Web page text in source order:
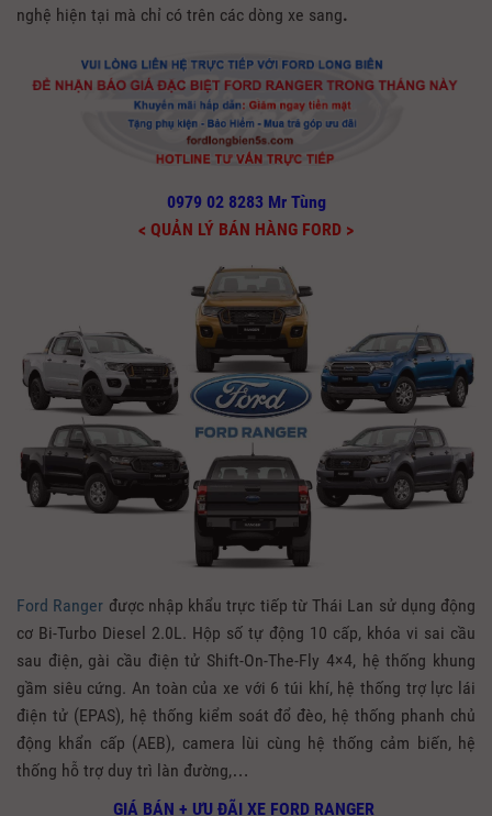
nghệ hiện tại mà chỉ có trên các dòng xe sang.
0979 02 8283 Mr Tùng
< QUẢN LÝ BÁN HÀNG FORD >
Ford Ranger được nhập khẩu trực tiếp từ Thái Lan sử dụng động
cơ Bi-Turbo Diesel 2.0L. Hộp số tự động 10 cấp, khóa vi sai cầu
sau điện, gài cầu điện tử Shift-On-The-Fly 4×4, hệ thống khung
gầm siêu cứng. An toàn của xe với 6 túi khí, hệ thống trợ lực lái
điện tử (EPAS), hệ thống kiểm soát đổ đèo, hệ thống phanh chủ
động khẩn cấp (AEB), camera lùi cùng hệ thống cảm biến, hệ
thống hỗ trợ duy trì làn đường,…
GIÁ BÁN + ƯU ĐÃI XE FORD RANGER